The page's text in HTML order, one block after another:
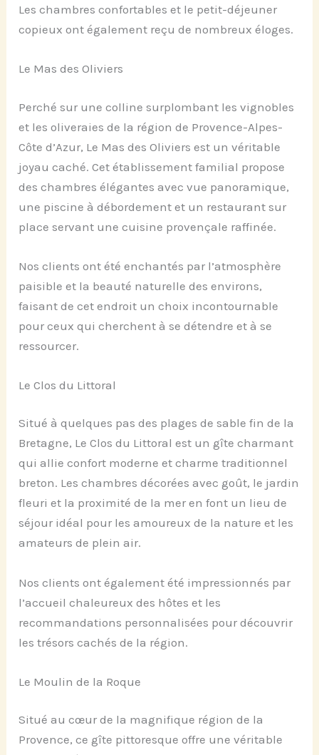
Les chambres confortables et le petit-déjeuner
copieux ont également reçu de nombreux éloges.
Le Mas des Oliviers
Perché sur une colline surplombant les vignobles
et les oliveraies de la région de Provence-Alpes-
Côte d’Azur, Le Mas des Oliviers est un véritable
joyau caché. Cet établissement familial propose
des chambres élégantes avec vue panoramique,
une piscine à débordement et un restaurant sur
place servant une cuisine provençale raffinée.
Nos clients ont été enchantés par l’atmosphère
paisible et la beauté naturelle des environs,
faisant de cet endroit un choix incontournable
pour ceux qui cherchent à se détendre et à se
ressourcer.
Le Clos du Littoral
Situé à quelques pas des plages de sable fin de la
Bretagne, Le Clos du Littoral est un gîte charmant
qui allie confort moderne et charme traditionnel
breton. Les chambres décorées avec goût, le jardin
fleuri et la proximité de la mer en font un lieu de
séjour idéal pour les amoureux de la nature et les
amateurs de plein air.
Nos clients ont également été impressionnés par
l’accueil chaleureux des hôtes et les
recommandations personnalisées pour découvrir
les trésors cachés de la région.
Le Moulin de la Roque
Situé au cœur de la magnifique région de la
Provence, ce gîte pittoresque offre une véritable